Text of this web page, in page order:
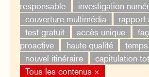
responsable
investigation
couverture multimédia
rapport
test gratuit
accès unique
proactive
haute qualité
nouvel itinéraire
capitulation
Tous les contenus ×